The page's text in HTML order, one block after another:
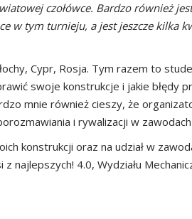
czołówce. Bardzo również
w tym turnieju, a jest jeszcze kilka
Cypr, Rosja. Tym razem to
swoje konstrukcje i jakie błędy
mnie również cieszy, że
i rywalizacji w
konstrukcji oraz na udział w
najlepszych! 4.0, Wydziału